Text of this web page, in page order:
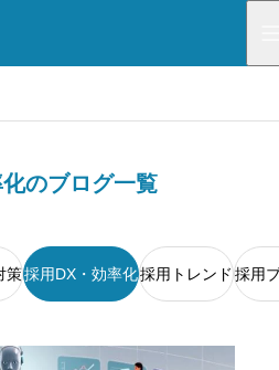
のブログ一覧
策採用DX・効率化採用トレンド 採用